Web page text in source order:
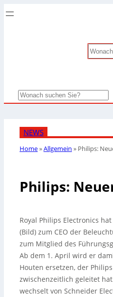
Search
Search
NEWS
Home»Allgemein » Philips:
Philips:
Royal Philips Electronics
(Bild) zum CEO der
zum Mitglied des
Ab dem 1. April wird er
Houten ersetzen, der
zwischenzeitlich geleitet
wechselt von Schneider